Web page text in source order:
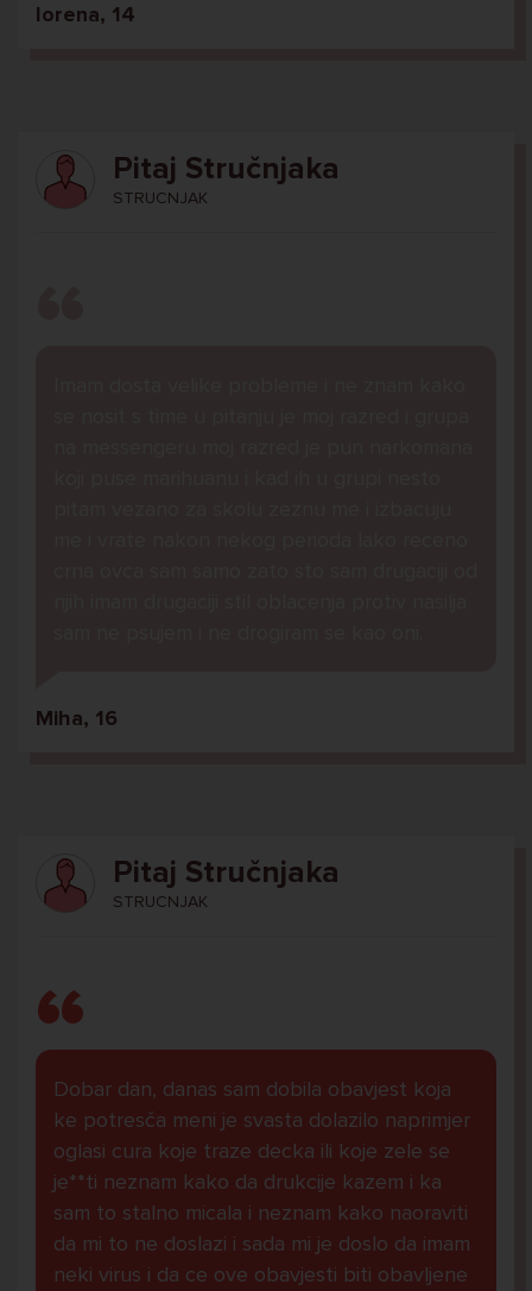
lorena, 14
Pitaj Stručnjaka
STRUCNJAK
Miha, 16
Pitaj Stručnjaka
STRUCNJAK
Dobar dan, danas sam dobila obavjest koja
ke potresča meni je svasta dolazilo naprimjer
oglasi cura koje traze decka ili koje zele se
je**ti neznam kako da drukcije kazem i ka
sam to stalno micala i neznam kako naoraviti
da mi to ne doslazi i sada mi je doslo da imam
neki virus i da ce ove obavjesti biti obavljene